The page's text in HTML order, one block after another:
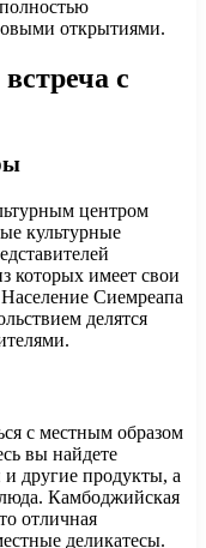
открытиями.
с
центром
культурные
которых имеет свои
Сиемреапа
делятся
с местным образом
вы найдете
другие продукты, а
Камбоджийская
отличная
деликатесы.